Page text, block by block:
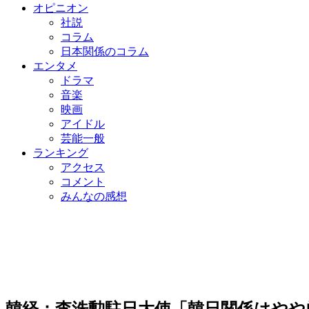
オピニオン
社説
コラム
日本関係のコラム
エンタメ
ドラマ
音楽
映画
アイドル
芸能一般
ランキング
アクセス
コメント
みんなの感想